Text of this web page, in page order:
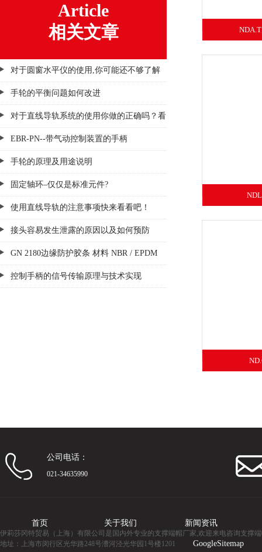
Article
相关文章
对于圆窗水平仪的使用,你可能还不够了解
手轮的平衡问题如何改进
对于直线导轨系统的使用你做的正确吗？看
这里！
EBR-PN--带气动控制装置的手柄
手轮的原理及用途说明
固定轴环–仅仅是标准元件?
使用直线导轨的注意事项快来看看吧！
接头容易发生泄露的原因以及如何预防
GN 2180边缘防护胶条 材料 NBR / EPDM
(UL认证)
控制手柄的信号传输原理与技术实现
公司电话：
021-34635990
首页 关于我们 新闻资讯
伊莉莎冈特贸易（上海）有限公司是国内外专业的支撑端帽厂家,欢迎来电咨询支撑
地址：上海市闵行区光华路248号漕河泾光华园1号楼1201
GoogleSitemap